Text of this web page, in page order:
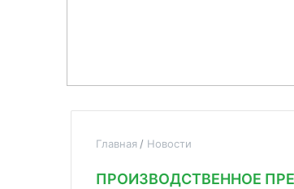
Главная Новости
ПРОИЗВОДСТВЕННОЕ